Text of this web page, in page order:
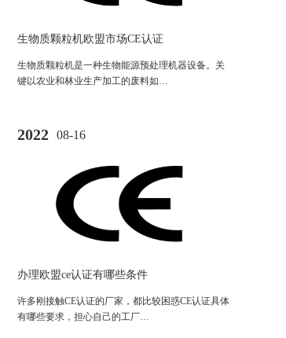
生物质颗粒机欧盟市场CE认证
生物质颗粒机是一种生物能源预处理机器设备。关
键以农业和林业生产加工的废料如…
2022 08-16
办理欧盟ce认证有哪些条件
许多刚接触CE认证的厂家，都比较困惑CE认证具体
有哪些要求，担心自己的工厂…